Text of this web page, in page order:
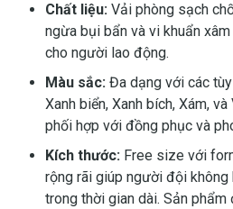
Chất liệu: Vải phòng sạch
ngừa bụi bẩn và vi khuẩn
cho người lao động.
Màu sắc: Đa dạng với các
Xanh biển, Xanh bích, Xám,
phối hợp với đồng phục và
Kích thước: Free size với
rộng rãi giúp người đội
trong thời gian dài. Sản